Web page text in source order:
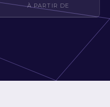
À PARTIR DE